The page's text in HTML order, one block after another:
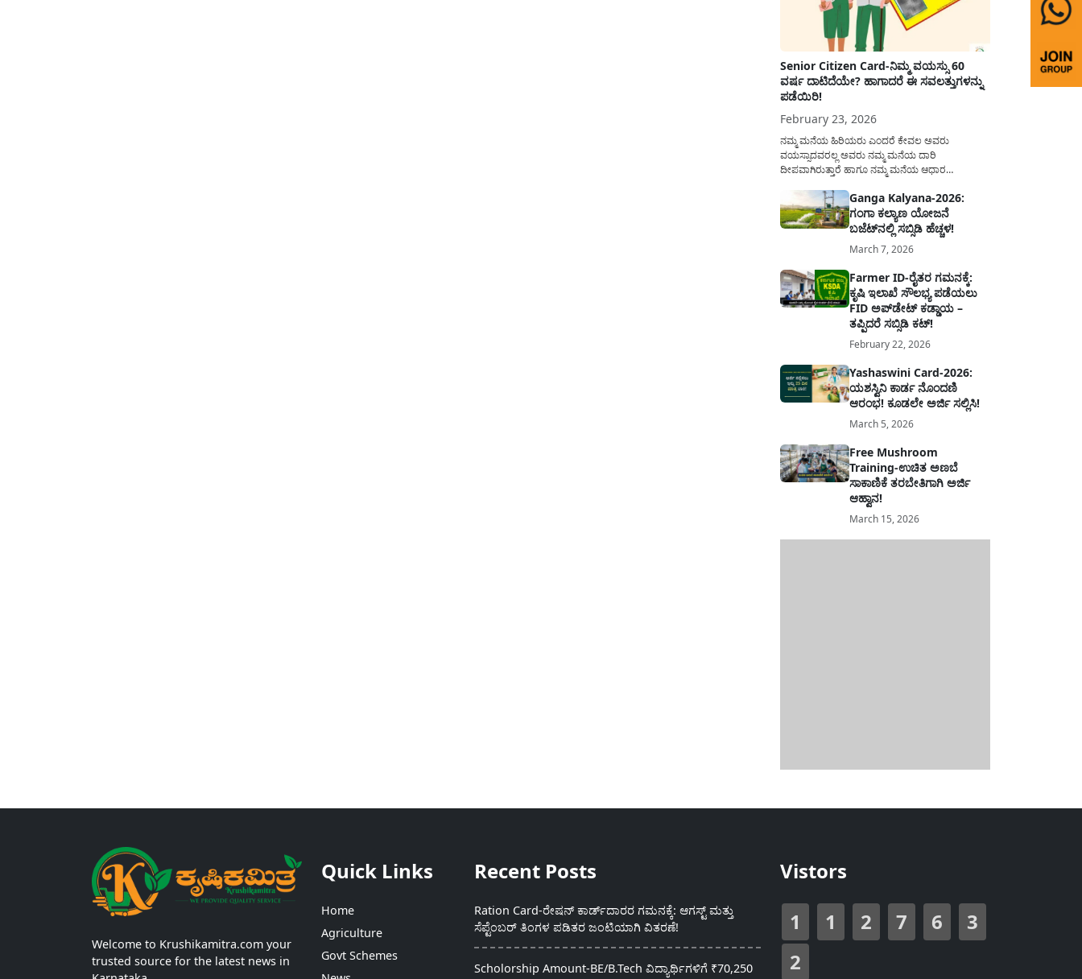
Senior Citizen Card-ನಿಮ್ಮ ವಯಸ್ಸು 60
ವರ್ಷ ದಾಟಿದೆಯೇ? ಹಾಗಾದರೆ ಈ ಸವಲತ್ತುಗಳನ್ನು
ಪಡೆಯಿರಿ!
February 23, 2026
ನಮ್ಮ ಮನೆಯ ಹಿರಿಯರು ಎಂದರೆ ಕೇವಲ ಅವರು
ವಯಸ್ಸಾದವರಲ್ಲ ಅವರು ನಮ್ಮ ಮನೆಯ ದಾರಿ
ದೀಪವಾಗಿರುತ್ತಾರೆ ಹಾಗೂ ನಮ್ಮ ಮನೆಯ ಆಧಾರ
ಸಮಾಜಕ್ಕಾಗಿ ದುಡಿತಿರುತ್ತಾರೆ ಹಾಗೆಯೇ ಅವರು ತಮ್ಮ 60
ವರ್ಷಗಳ ನಂತರದ ಜೀವನವನ್ನು ನೆಮ್ಮದಿಯಿಂದ
ಕಳೆಯಬೇಕೆಂಬುದು ಪ್ರತಿಯೊಬ್ಬರ ಕನಸಾಗಿರುತ್ತದೆ ಆದ್ದರಿಂದ
ಸರ್ಕಾರವು ಹಿರಿಯ ನಾಗರಿಕರ ಗುರುತಿನ ಚೀಟಿ...
Ganga Kalyana-2026:
ಗಂಗಾ ಕಲ್ಯಾಣ ಯೋಜನೆ
ಬಜೆಟ್‌ನಲ್ಲಿ ಸಬ್ಸಿಡಿ ಹೆಚ್ಚಳ!
March 7, 2026
Farmer ID-ರೈತರ ಗಮನಕ್ಕೆ:
ಕೃಷಿ ಇಲಾಖೆ ಸೌಲಭ್ಯ ಪಡೆಯಲು
FID ಅಪ್‌ಡೇಟ್ ಕಡ್ಡಾಯ –
ತಪ್ಪಿದರೆ ಸಬ್ಸಿಡಿ ಕಟ್!
February 22, 2026
Yashaswini Card-2026:
ಯಶಸ್ವಿನಿ ಕಾರ್ಡ ನೊಂದಣಿ
ಆರಂಭ! ಕೂಡಲೇ ಅರ್ಜಿ ಸಲ್ಲಿಸಿ!
March 5, 2026
Free Mushroom
Training-ಉಚಿತ ಅಣಬೆ
ಸಾಕಾಣಿಕೆ ತರಬೇತಿಗಾಗಿ ಅರ್ಜಿ
ಆಹ್ವಾನ!
March 15, 2026
Welcome to Krushikamitra.com your
trusted source for the latest news in
Quick Links
Home
Agriculture
Govt Schemes
Recent Posts
Ration Card-ರೇಷನ್ ಕಾರ್ಡ್‍ದಾರರ ಗಮನಕ್ಕೆ: ಆಗಸ್ಟ್ ಮತ್ತು
ಸೆಪ್ಟೆಂಬರ್ ತಿಂಗಳ ಪಡಿತರ ಜಂಟಿಯಾಗಿ ವಿತರಣೆ!
Scholorship Amount-BE/B.Tech ವಿದ್ಯಾರ್ಥಿಗಳಿಗೆ ₹70,250
Vistors
1
1 2 7 6
3
2